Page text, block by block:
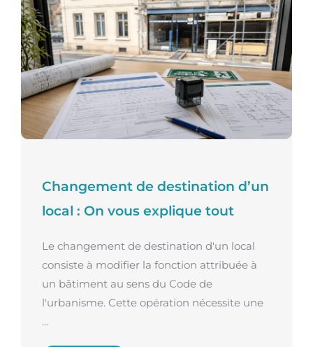
Changement de destination d’un
local : On vous explique tout
Le changement de destination d'un local
consiste à modifier la fonction attribuée à
un bâtiment au sens du Code de
l'urbanisme. Cette opération nécessite une
...